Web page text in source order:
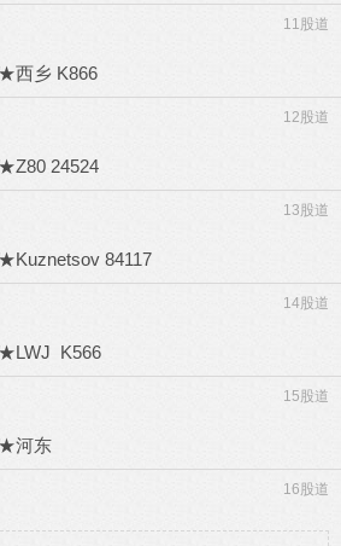
11股道
西乡 K866
12股道
24524
13股道
84117
14股道
K566
15股道
河东
16股道